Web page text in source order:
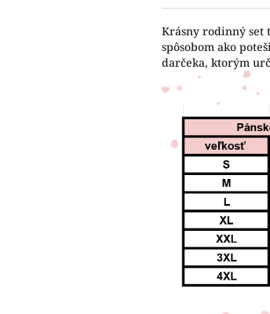
Krásny rodinný set
spôsobom ako
darčeka, ktorým